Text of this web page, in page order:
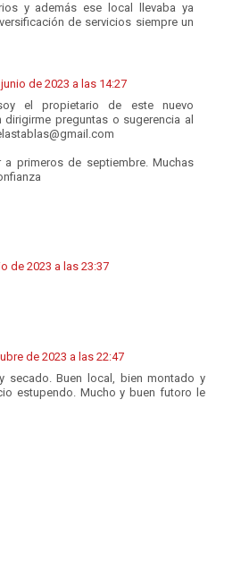
y además ese local llevaba ya
de servicios siempre un
de 2023 a las 14:27
el propietario de este nuevo
dirigirme preguntas o sugerencia al
a primeros de septiembre. Muchas
de 2023 a las 23:37
de 2023 a las 22:47
secado. Buen local, bien montado y
estupendo. Mucho y buen futoro le